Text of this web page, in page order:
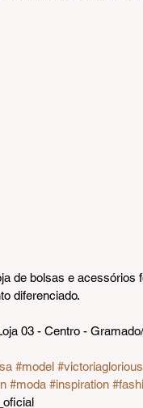
de bolsas e acessórios
diferenciado.
03 - Centro -
#model #victoriaglorious
#moda #inspiration